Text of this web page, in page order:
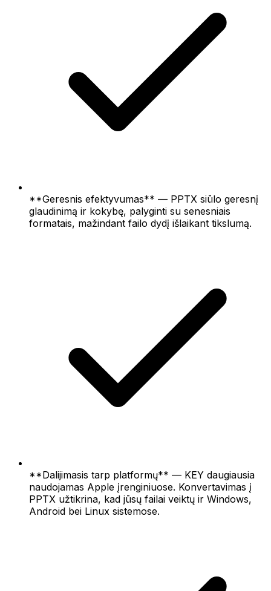
**Geresnis efektyvumas** — PPTX siūlo geresnį
glaudinimą ir kokybę, palyginti su senesniais
formatais, mažindant failo dydį išlaikant tikslumą.
**Dalijimasis tarp platformų** — KEY daugiausia
naudojamas Apple įrenginiuose. Konvertavimas į
PPTX užtikrina, kad jūsų failai veiktų ir Windows,
Android bei Linux sistemose.